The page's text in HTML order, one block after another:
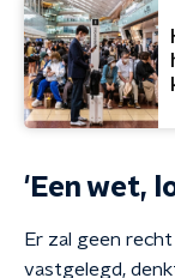
'Een wet,
Er zal geen
vastgelegd,